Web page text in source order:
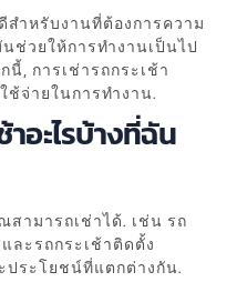
สำหรับงานที่ต้องการความ
ช่วยให้การทำงานเป็นไป
นี้, การเช่ารถกระเช้า
ช้จ่ายในการทำงาน.
อะไรบ้างที่ฉัน
ามารถเช่าได้. เช่น รถ
ละรถกระเช้าติดตั้ง
ระโยชน์ที่แตกต่างกัน.